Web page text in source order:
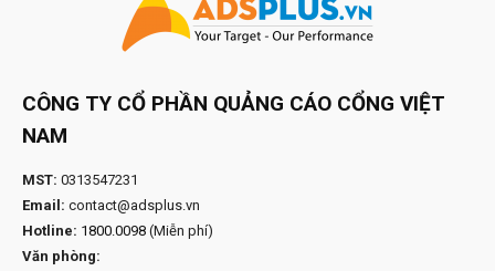
CÔNG TY CỔ PHẦN QUẢNG CÁO CỔNG VIỆT
NAM
MST: 0313547231
Email: contact@adsplus.vn
Hotline: 1800.0098 (Miễn phí)
Văn phòng: